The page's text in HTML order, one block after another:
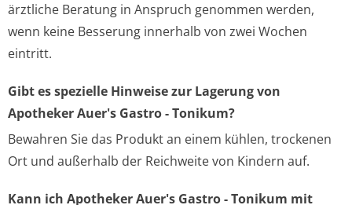
ärztliche Beratung in Anspruch genommen werden,
wenn keine Besserung innerhalb von zwei Wochen
eintritt.
Gibt es spezielle Hinweise zur Lagerung von
Apotheker Auer's Gastro - Tonikum?
Bewahren Sie das Produkt an einem kühlen, trockenen
Ort und außerhalb der Reichweite von Kindern auf.
Kann ich Apotheker Auer's Gastro - Tonikum mit